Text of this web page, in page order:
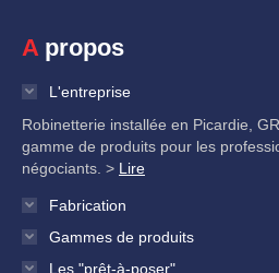
A propos
L'entreprise
Robinetterie installée en Picardie,
gamme de produits pour les
négociants. > Lire
Fabrication
Gammes de produits
Les "prêt-à-poser"